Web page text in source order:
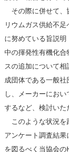
その際に併せて
リウムガス供給不
に努めている旨説
中の揮発性有機化
スの追加について
成団体である一般
し、メーカーにお
するなど、検討いた
このような状況
アンケート調査結
を図るべく当協会の